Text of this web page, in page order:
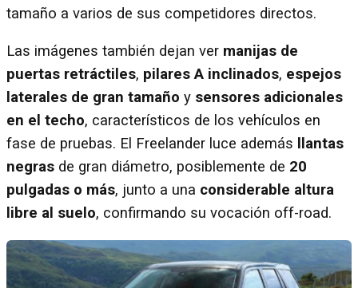
tamaño a varios de sus competidores directos.
Las imágenes también dejan ver manijas de
puertas retráctiles, pilares A inclinados, espejos
laterales de gran tamaño y sensores adicionales
en el techo, característicos de los vehículos en
fase de pruebas. El Freelander luce además llantas
negras de gran diámetro, posiblemente de 20
pulgadas o más, junto a una considerable altura
libre al suelo, confirmando su vocación off-road.